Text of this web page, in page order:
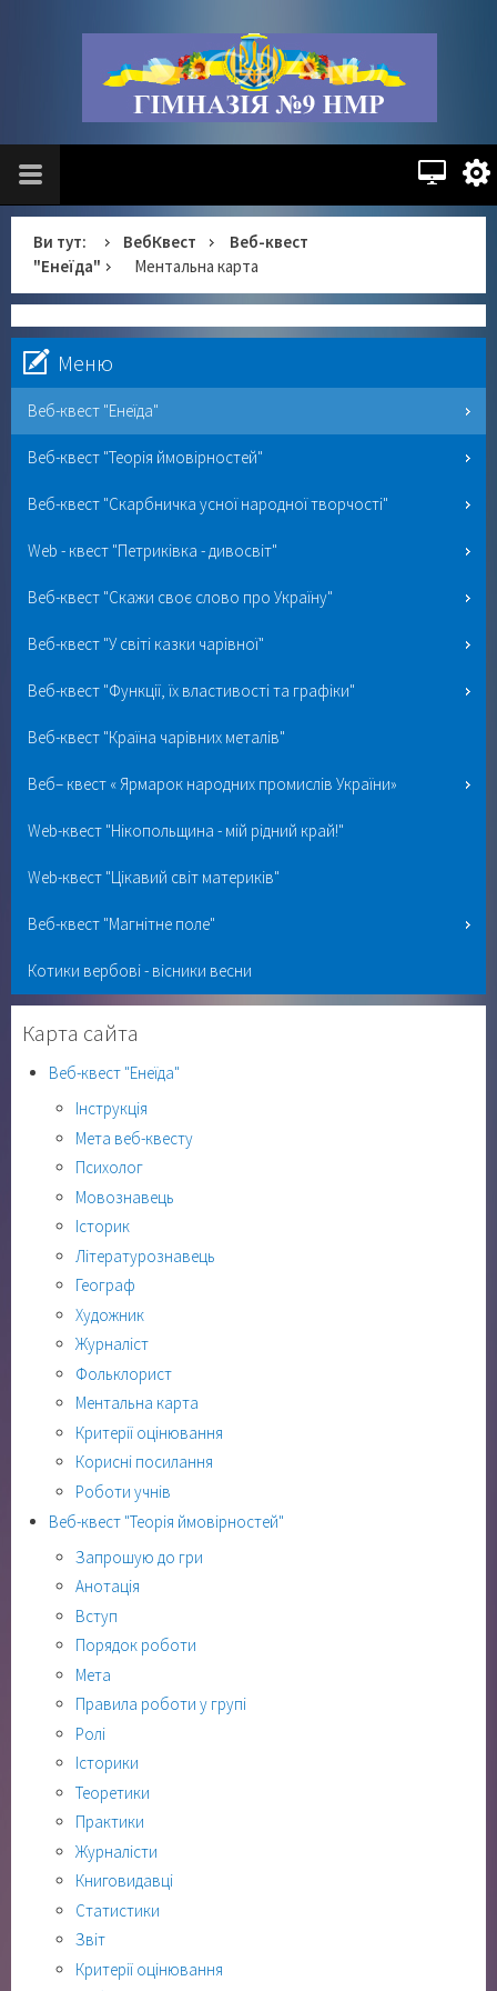
Ви тут: ВебКвест
Веб-квест
"Енеїда"
Ментальна карта
Меню
Веб-квест "Енеїда"
Веб-квест "Теорія ймовірностей"
Веб-квест "Скарбничка усної народної творчості"
Web - квест "Петриківка - дивосвіт"
Веб-квест "Скажи своє слово про Україну"
Веб-квест "У світі казки чарівної"
Веб-квест "Функції, їх властивості та графіки"
Веб-квест "Країна чарівних металів"
Веб– квест « Ярмарок народних промислів України»
Web-квест "Нікопольщина - мій рідний край!"
Web-квест "Цікавий світ материків"
Веб-квест "Магнітне поле"
Котики вербові - вісники весни
Карта сайта
Веб-квест "Енеїда"
Інструкція
Мета веб-квесту
Психолог
Мовознавець
Історик
Літературознавець
Географ
Художник
Журналіст
Фольклорист
Ментальна карта
Критерії оцінювання
Корисні посилання
Роботи учнів
Веб-квест "Теорія ймовірностей"
Запрошую до гри
Анотація
Вступ
Порядок роботи
Мета
Правила роботи у групі
Ролі
Історики
Теоретики
Практики
Журналісти
Книговидавці
Статистики
Звіт
Критерії оцінювання